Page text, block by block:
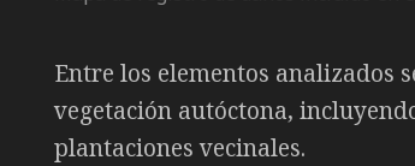
Entre los elementos analizados
vegetación autóctona,
plantaciones vecinales.